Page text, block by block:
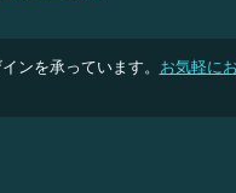
ンを承っています。 お気軽に